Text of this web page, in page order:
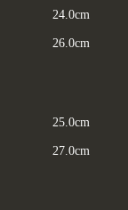
24.0cm
26.0cm
25.0cm
27.0cm